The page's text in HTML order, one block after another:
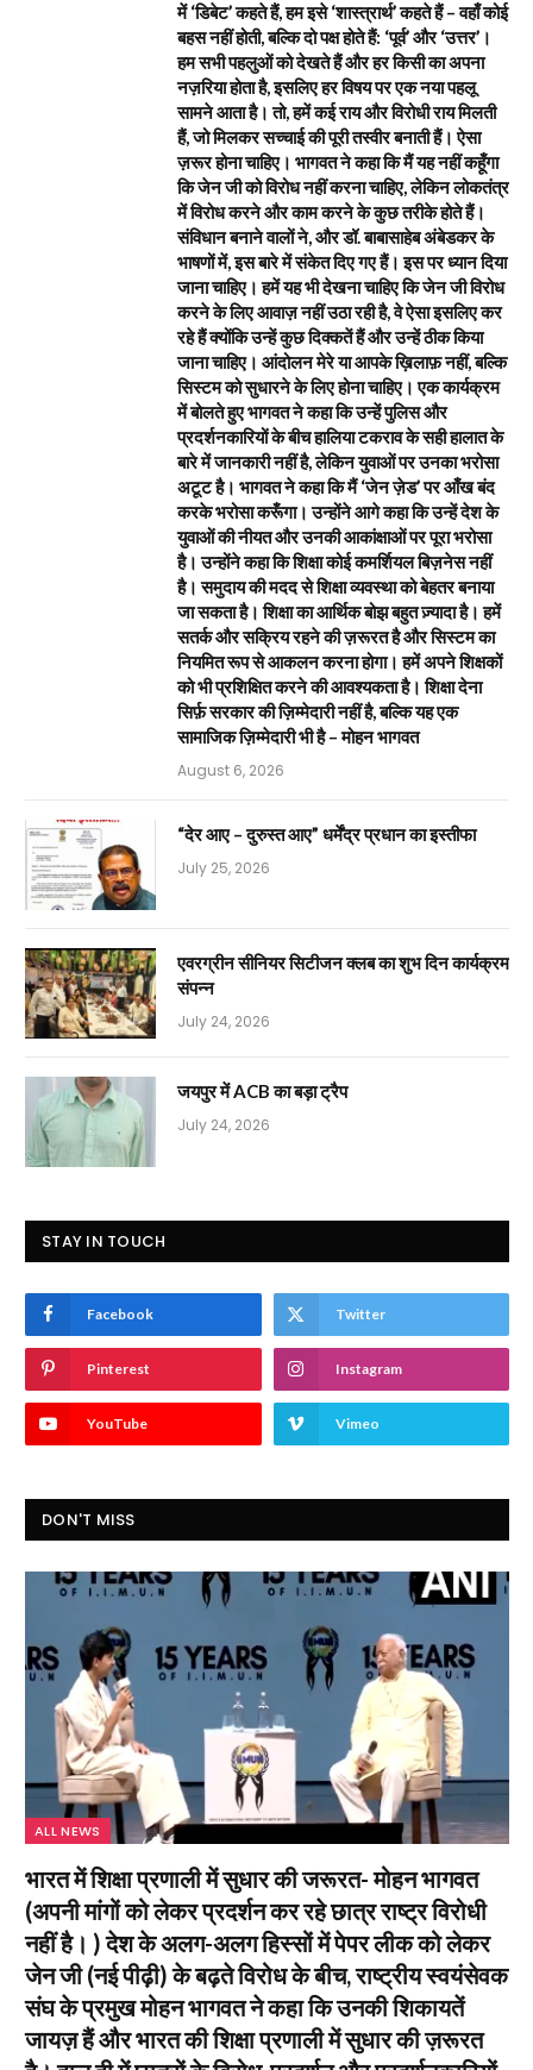
में ‘डिबेट’ कहते हैं, हम इसे ‘शास्त्रार्थ’ कहते हैं – वहाँ कोई
बहस नहीं होती, बल्कि दो पक्ष होते हैं: ‘पूर्व’ और ‘उत्तर’।
हम सभी पहलुओं को देखते हैं और हर किसी का अपना
नज़रिया होता है, इसलिए हर विषय पर एक नया पहलू
सामने आता है। तो, हमें कई राय और विरोधी राय मिलती
हैं, जो मिलकर सच्चाई की पूरी तस्वीर बनाती हैं। ऐसा
ज़रूर होना चाहिए। भागवत ने कहा कि मैं यह नहीं कहूँगा
कि जेन जी को विरोध नहीं करना चाहिए, लेकिन लोकतंत्र
में विरोध करने और काम करने के कुछ तरीके होते हैं।
संविधान बनाने वालों ने, और डॉ. बाबासाहेब अंबेडकर के
भाषणों में, इस बारे में संकेत दिए गए हैं। इस पर ध्यान दिया
जाना चाहिए। हमें यह भी देखना चाहिए कि जेन जी विरोध
करने के लिए आवाज़ नहीं उठा रही है, वे ऐसा इसलिए कर
रहे हैं क्योंकि उन्हें कुछ दिक्कतें हैं और उन्हें ठीक किया
जाना चाहिए। आंदोलन मेरे या आपके ख़िलाफ़ नहीं, बल्कि
सिस्टम को सुधारने के लिए होना चाहिए। एक कार्यक्रम
में बोलते हुए भागवत ने कहा कि उन्हें पुलिस और
प्रदर्शनकारियों के बीच हालिया टकराव के सही हालात के
बारे में जानकारी नहीं है, लेकिन युवाओं पर उनका भरोसा
अटूट है। भागवत ने कहा कि मैं ‘जेन ज़ेड’ पर आँख बंद
करके भरोसा करूँगा। उन्होंने आगे कहा कि उन्हें देश के
युवाओं की नीयत और उनकी आकांक्षाओं पर पूरा भरोसा
है। उन्होंने कहा कि शिक्षा कोई कमर्शियल बिज़नेस नहीं
है। समुदाय की मदद से शिक्षा व्यवस्था को बेहतर बनाया
जा सकता है। शिक्षा का आर्थिक बोझ बहुत ज़्यादा है। हमें
सतर्क और सक्रिय रहने की ज़रूरत है और सिस्टम का
नियमित रूप से आकलन करना होगा। हमें अपने शिक्षकों
को भी प्रशिक्षित करने की आवश्यकता है। शिक्षा देना
सिर्फ़ सरकार की ज़िम्मेदारी नहीं है, बल्कि यह एक
सामाजिक ज़िम्मेदारी भी है – मोहन भागवत
August 6, 2026
“देर आए – दुरुस्त आए” धर्मेंद्र प्रधान का इस्तीफा
July 25, 2026
एवरग्रीन सीनियर सिटीजन क्लब का शुभ दिन कार्यक्रम
संपन्न
July 24, 2026
जयपुर में ACB का बड़ा ट्रैप
July 24, 2026
STAY IN TOUCH
Facebook Twitter
Pinterest Instagram
YouTube Vimeo
DON'T MISS
ALL NEWS
भारत में शिक्षा प्रणाली में सुधार की जरूरत- मोहन भागवत
(अपनी मांगों को लेकर प्रदर्शन कर रहे छात्र राष्ट्र विरोधी
नहीं है। ) देश के अलग-अलग हिस्सों में पेपर लीक को लेकर
जेन जी (नई पीढ़ी) के बढ़ते विरोध के बीच, राष्ट्रीय स्वयंसेवक
संघ के प्रमुख मोहन भागवत ने कहा कि उनकी शिकायतें
जायज़ हैं और भारत की शिक्षा प्रणाली में सुधार की ज़रूरत